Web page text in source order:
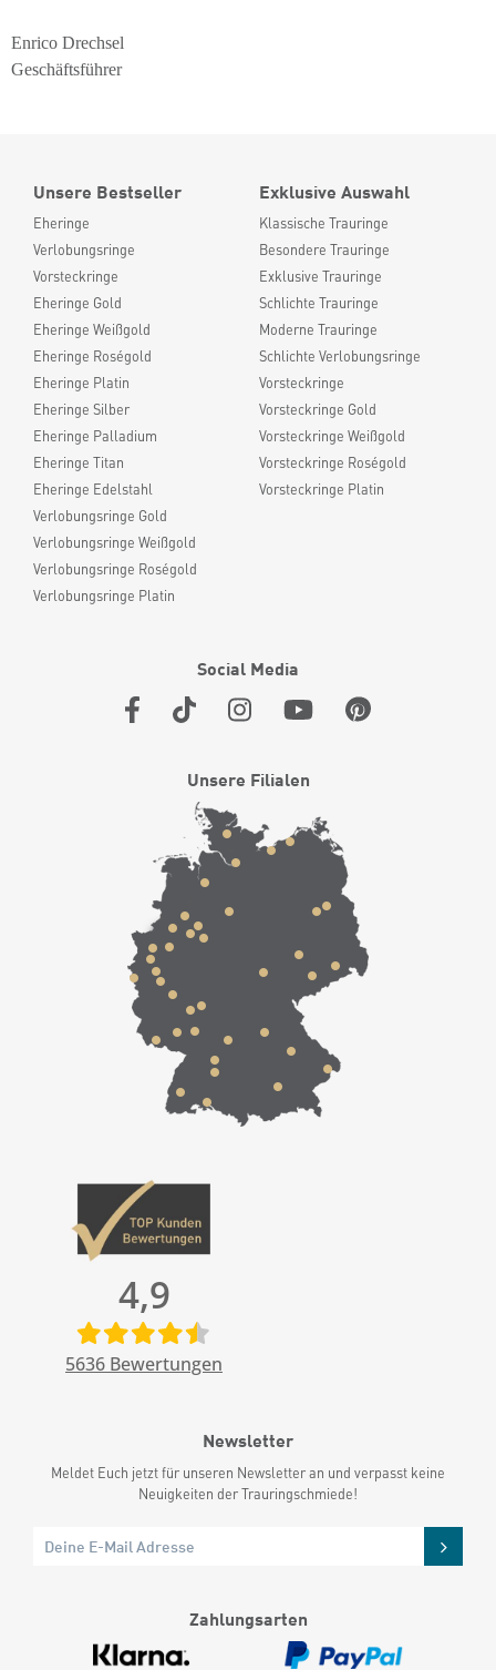
Enrico Drechsel
Geschäftsführer
Unsere Bestseller
Eheringe
Verlobungsringe
Vorsteckringe
Eheringe Gold
Eheringe Weißgold
Eheringe Roségold
Eheringe Platin
Eheringe Silber
Eheringe Palladium
Eheringe Titan
Eheringe Edelstahl
Verlobungsringe Gold
Verlobungsringe Weißgold
Verlobungsringe Roségold
Verlobungsringe Platin
Exklusive Auswahl
Klassische Trauringe
Besondere Trauringe
Exklusive Trauringe
Schlichte Trauringe
Moderne Trauringe
Schlichte Verlobungsringe
Vorsteckringe
Vorsteckringe Gold
Vorsteckringe Weißgold
Vorsteckringe Roségold
Vorsteckringe Platin
Social Media
Unsere Filialen
4,9
5636 Bewertungen
Newsletter
Meldet Euch jetzt für unseren Newsletter an und verpasst keine
Neuigkeiten der Trauringschmiede!
Zahlungsarten